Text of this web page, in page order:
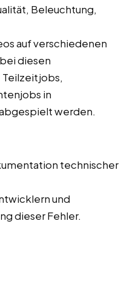
Beleuchtung,
auf verschiedenen
diesen
in
werden.
technischer
und
dieser Fehler.